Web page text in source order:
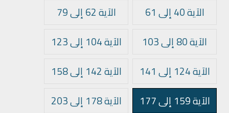
الآية 40 إلى 61
الآية 62 إلى 79
الآية 80 إلى 103
الآية 104 إلى 123
الآية 124 إلى 141
الآية 142 إلى 158
الآية 159 إلى 177
الآية 178 إلى 203